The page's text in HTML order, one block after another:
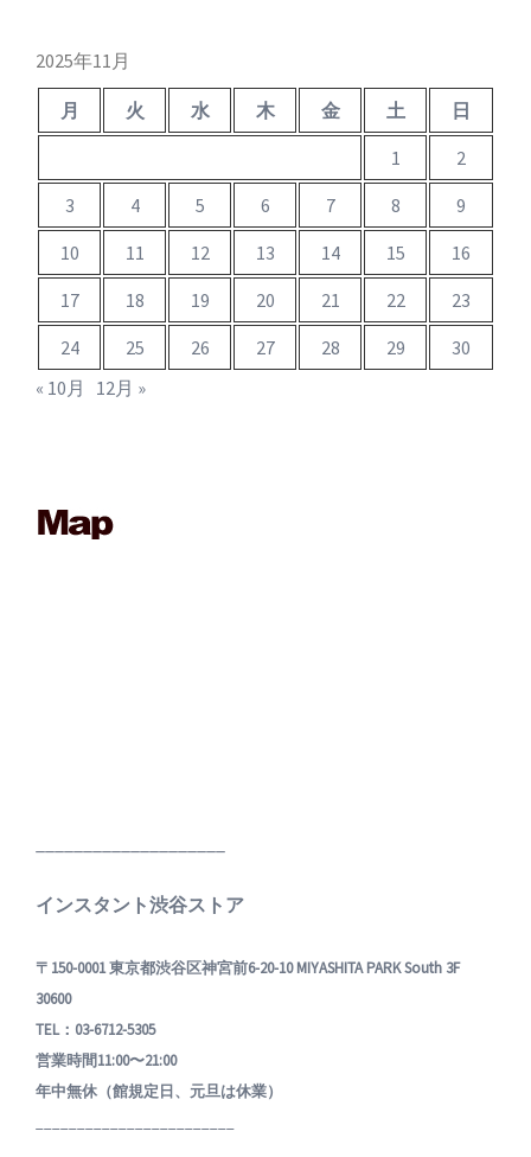
2025年11月
月 火 水 木 金 土
日
1
2
3
4 5 6 7 8
9
10
11 12 13 14 15
16
17
18 19 20 21 22
23
24
25 26 27 28 29
30
« 10月
12月 »
インスタント渋谷ストア
〒150-0001 東京都渋谷区神宮前6-20-10 MIYASHITA PARK South 3F
30600
TEL：03-6712-5305
営業時間11:00〜21:00
年中無休（館規定日、元旦は休業）